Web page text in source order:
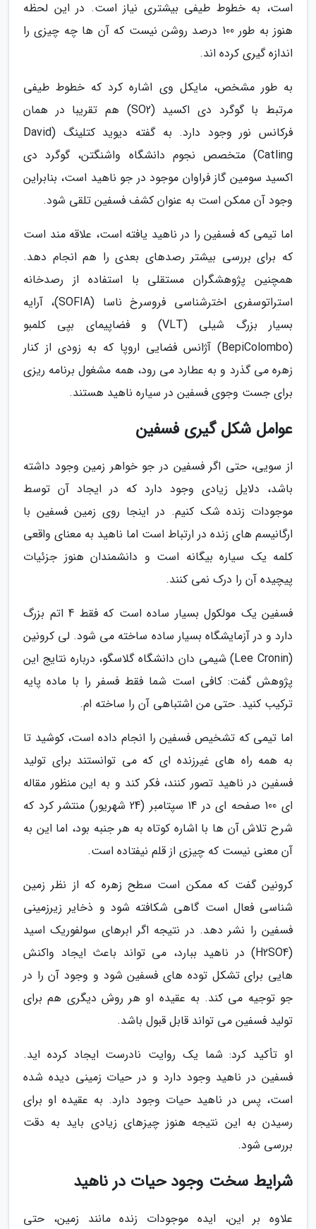
است، به خطوط طیفی بیشتری نیاز است. در این لحظه
هنوز به طور 100 درصد روشن نیست که آن ها چه چیزی را
اندازه گیری کرده اند.
به طور مشخص، مایکل وی اشاره کرد که خطوط طیفی
مرتبط با گوگرد دی اکسید (SO2) هم تقریبا در همان
فرکانس نور وجود دارد. به گفته دیوید کتلینگ (David
Catling) متخصص نجوم دانشگاه واشنگتن، گوگرد دی
اکسید سومین گاز فراوان موجود در جو ناهید است، بنابراین
وجود آن ممکن است به عنوان کشف فسفین تلقی شود.
اما تیمی که فسفین را در ناهید یافته است، علاقه مند است
که برای بررسی بیشتر رصدهای بعدی را هم انجام دهد.
همچنین پژوهشگران مستقلی با استفاده از رصدخانه
استراتوسفری اخترشناسی فروسرخ ناسا (SOFIA)، آرایه
بسیار بزرگ شیلی (VLT) و فضاپیمای بپی کلمبو
(BepiColombo) آژانس فضایی اروپا که به زودی از کنار
زهره می گذرد و به عطارد می رود، همه مشغول برنامه ریزی
برای جست وجوی فسفین در سیاره ناهید هستند.
عوامل شکل گیری فسفین
از سویی، حتی اگر فسفین در جو خواهر زمین وجود داشته
باشد، دلایل زیادی وجود دارد که در ایجاد آن توسط
موجودات زنده شک کنیم. در اینجا روی زمین فسفین با
ارگانیسم های زنده در ارتباط است اما ناهید به معنای واقعی
کلمه یک سیاره بیگانه است و دانشمندان هنوز جزئیات
پیچیده آن را درک نمی کنند.
فسفین یک مولکول بسیار ساده است که فقط 4 اتم بزرگ
دارد و در آزمایشگاه بسیار ساده ساخته می شود. لی کرونین
(Lee Cronin) شیمی دان دانشگاه گلاسگو، درباره نتایج این
پژوهش گفت: کافی است شما فقط فسفر را با ماده پایه
ترکیب کنید. حتی من اشتباهی آن را ساخته ام.
اما تیمی که تشخیص فسفین را انجام داده است، کوشید تا
به همه راه های غیرزنده ای که می توانستند برای تولید
فسفین در ناهید تصور کنند، فکر کند و به این منظور مقاله
ای 100 صفحه ای در 14 سپتامبر (24 شهریور) منتشر کرد که
شرح تلاش آن ها با اشاره کوتاه به هر جنبه بود، اما این به
آن معنی نیست که چیزی از قلم نیفتاده است.
کرونین گفت که ممکن است سطح زهره که از نظر زمین
شناسی فعال است گاهی شکافته شود و ذخایر زیرزمینی
فسفین را نشر دهد. در نتیجه اگر ابرهای سولفوریک اسید
(H2SO4) در ناهید ببارد، می تواند باعث ایجاد واکنش
هایی برای تشکل توده های فسفین شود و وجود آن را در
جو توجیه می کند. به عقیده او هر روش دیگری هم برای
تولید فسفین می تواند قابل قبول باشد.
او تأکید کرد: شما یک روایت نادرست ایجاد کرده اید.
فسفین در ناهید وجود دارد و در حیات زمینی دیده شده
است، پس در ناهید حیات وجود دارد. به عقیده او برای
رسیدن به این نتیجه هنوز چیزهای زیادی باید به دقت
بررسی شود.
شرایط سخت وجود حیات در ناهید
علاوه بر این، ایده موجودات زنده مانند زمین، حتی